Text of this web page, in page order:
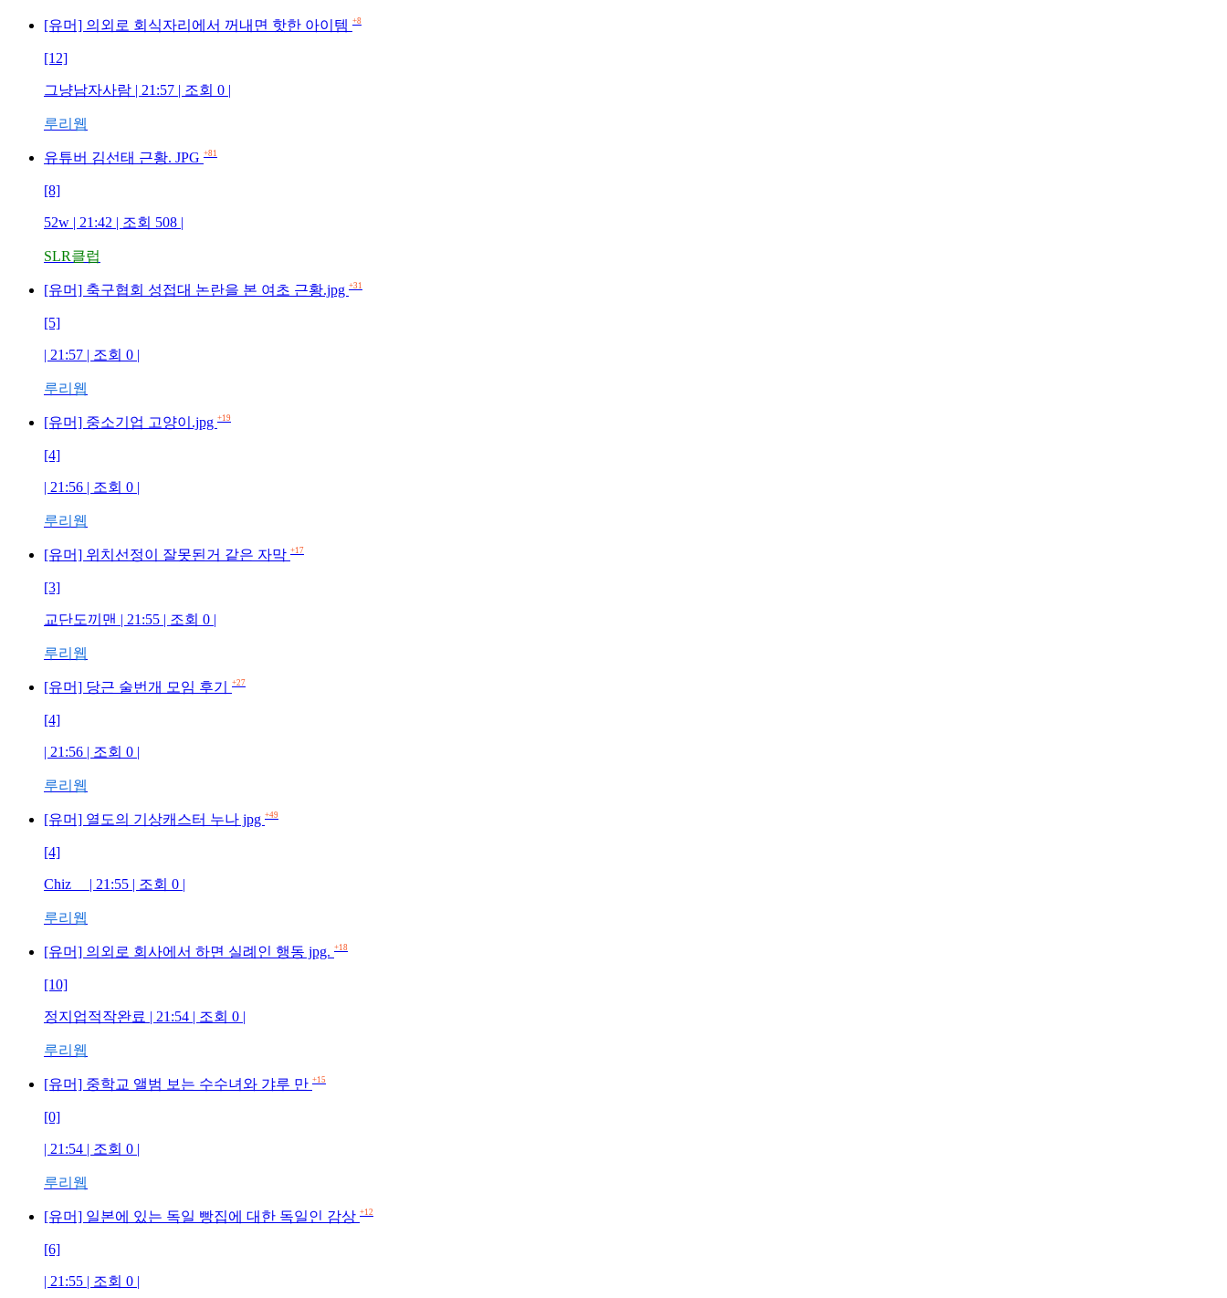
[유머] 의외로 회식자리에서 꺼내면 핫한 아이템 +8
[12]
그냥남자사람 | 21:57 | 조회 0 |
루리웹
유튜버 김선태 근황. JPG +81
[8]
52w | 21:42 | 조회 508 |
SLR클럽
[유머] 축구협회 성접대 논란을 본 여초 근황.jpg +31
[5]
| 21:57 | 조회 0 |
루리웹
[유머] 중소기업 고양이.jpg +19
[4]
| 21:56 | 조회 0 |
루리웹
[유머] 위치선정이 잘못된거 같은 자막 +17
[3]
교단도끼맨 | 21:55 | 조회 0 |
루리웹
[유머] 당근 술번개 모임 후기 +27
[4]
| 21:56 | 조회 0 |
루리웹
[유머] 열도의 기상캐스터 누나 jpg +49
[4]
Chiz | 21:55 | 조회 0 |
루리웹
[유머] 의외로 회사에서 하면 실례인 행동 jpg. +18
[10]
정지업적작완료 | 21:54 | 조회 0 |
루리웹
[유머] 중학교 앨범 보는 수수녀와 갸루 만 +15
[0]
| 21:54 | 조회 0 |
루리웹
[유머] 일본에 있는 독일 빵집에 대한 독일인 감상 +12
[6]
| 21:55 | 조회 0 |